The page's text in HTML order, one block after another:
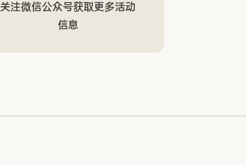
关注微信公众号获取更多活动
信息